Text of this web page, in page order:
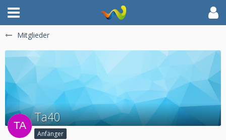
Mitglieder
Ta40
Anfänger